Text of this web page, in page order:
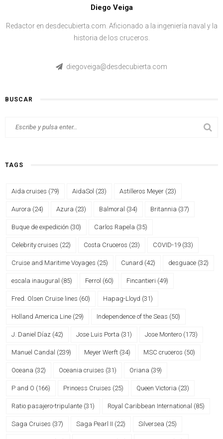
Diego Veiga
Redactor en desdecubierta.com. Aficionado a la ingeniería naval y la
historia de los cruceros.
diegoveiga@desdecubierta.com
BUSCAR
TAGS
Aida cruises (79) AidaSol (23) Astilleros Meyer (23)
Aurora (24) Azura (23) Balmoral (34) Britannia (37)
Buque de expedición (30) Carlos Rapela (35)
Celebrity cruises (22) Costa Cruceros (23) COVID-19 (33)
Cruise and Maritime Voyages (25) Cunard (42) desguace (32)
escala inaugural (85) Ferrol (60) Fincantieri (49)
Fred. Olsen Cruise lines (60) Hapag-Lloyd (31)
Holland America Line (29) Independence of the Seas (50)
J. Daniel Díaz (42) Jose Luis Porta (31) Jose Montero (173)
Manuel Candal (239) Meyer Werft (34) MSC cruceros (50)
Oceana (32) Oceania cruises (31) Oriana (39)
P and O (166) Princess Cruises (25) Queen Victoria (23)
Ratio pasajero-tripulante (31) Royal Caribbean International (85)
Saga Cruises (37) Saga Pearl II (22) Silversea (25)